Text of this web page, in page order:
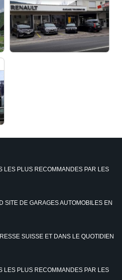
LES PLUS RECOMMANDES PAR LES
SITE DE GARAGES AUTOMOBILES EN
SUISSE ET DANS LE QUOTIDIEN
LES PLUS RECOMMANDES PAR LES